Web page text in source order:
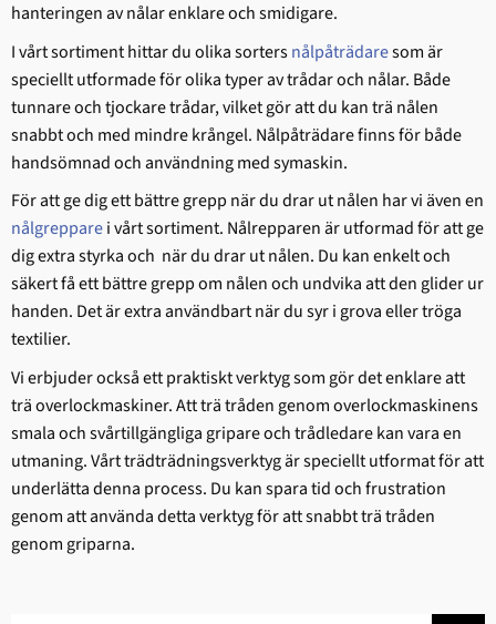
hanteringen av nålar enklare och smidigare.
I vårt sortiment hittar du olika sortersnålpåträdaresom är
speciellt utformade för olika typer av trådar och nålar. Både
tunnare och tjockare trådar, vilket gör att du kan trä nålen
snabbt och med mindre krångel. Nålpåträdare finns för både
handsömnad och användning med symaskin.
För att ge dig ett bättre grepp när du drar ut nålen har vi även en
nålgrepparei vårt sortiment. Nålrepparen är utformad för att ge
dig extra styrka och när du drar ut nålen. Du kan enkelt och
säkert få ett bättre grepp om nålen och undvika att den glider ur
handen. Det är extra användbart när du syr i grova eller tröga
textilier.
Vi erbjuder också ett praktiskt verktyg som gör det enklare att
trä overlockmaskiner. Att trä tråden genom overlockmaskinens
smala och svårtillgängliga gripare och trådledare kan vara en
utmaning. Vårt trädträdningsverktyg är speciellt utformat för att
underlätta denna process. Du kan spara tid och frustration
genom att använda detta verktyg för att snabbt trä tråden
genom griparna.